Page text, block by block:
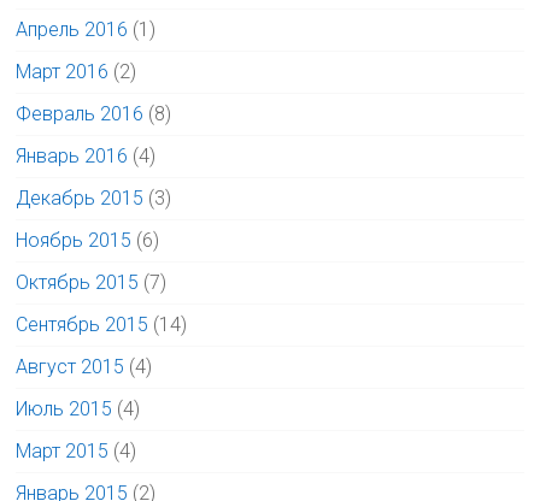
Апрель 2016 (1)
Март 2016 (2)
Февраль 2016 (8)
Январь 2016 (4)
Декабрь 2015 (3)
Ноябрь 2015 (6)
Октябрь 2015 (7)
Сентябрь 2015 (14)
Август 2015 (4)
Июль 2015 (4)
Март 2015 (4)
Январь 2015 (2)